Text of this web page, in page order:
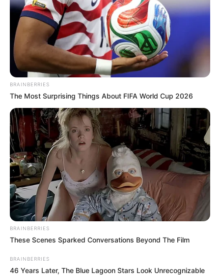
BRAINBERRIES
The Most Surprising Things About FIFA World Cup 2026
BRAINBERRIES
These Scenes Sparked Conversations Beyond The Film
BRAINBERRIES
46 Years Later, The Blue Lagoon Stars Look Unrecognizable